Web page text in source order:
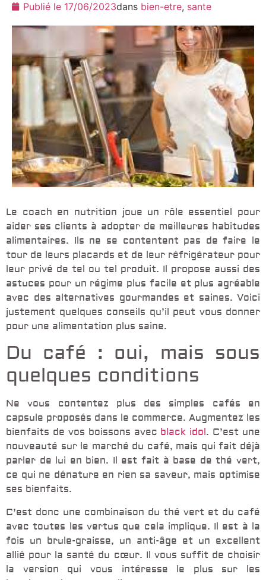
Publié le 17/06/2023dans bien-etre, sante
Le coach en nutrition joue un rôle essentiel pour
aider ses clients à adopter de meilleures habitudes
alimentaires. Ils ne se contentent pas de faire le
tour de leurs placards et de leur réfrigérateur pour
leur privé de tel ou tel produit. Il propose aussi des
astuces pour un régime plus facile et plus agréable
avec des alternatives gourmandes et saines. Voici
justement quelques conseils qu’il peut vous donner
pour une alimentation plus saine.
Du café : oui, mais sous
quelques conditions
Ne vous contentez plus des simples cafés en
capsule proposés dans le commerce. Augmentez les
bienfaits de vos boissons avec black idol. C’est une
nouveauté sur le marché du café, mais qui fait déjà
parler de lui en bien. Il est fait à base de thé vert,
ce qui ne dénature en rien sa saveur, mais optimise
ses bienfaits.
C’est donc une combinaison du thé vert et du café
avec toutes les vertus que cela implique. Il est à la
fois un brule-graisse, un anti-âge et un excellent
allié pour la santé du cœur. Il vous suffit de choisir
la version qui vous intéresse le plus sur les